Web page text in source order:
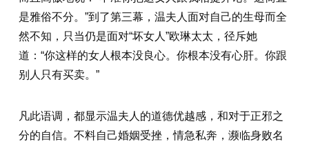
是雅俗不分。”到了第三幕，温夫人面对自己的生母而全
然不知，只当仍是面对“坏女人”欧琳太太，径斥她
道：“你这样的女人根本没良心。你根本没有心肝。你跟
别人只有买卖。”
凡此语调，都显示温夫人的道德优越感，和对于正邪之
分的自信。不料自己婚姻受挫，情急私奔，濒临身败名